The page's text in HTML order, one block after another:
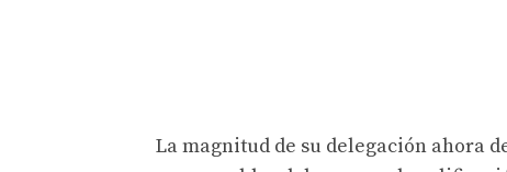
La magnitud de su delegación ahora